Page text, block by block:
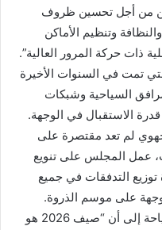
من أجل تحسين ظروف
وتنظيم الأماكن
ذات حركة المرور العالية”.
تمت في السنوات الأخيرة
السياحية وشبكات
الاستقبال في الوجهة.
لم تعد مقتصرة على
عمل المجلس على تنويع
توزيع التدفقات في جميع
على موسم الذروة.
وأشارت رئيسة المجلس الجهوي للسياحة إلى أن “صيف 2026 هو